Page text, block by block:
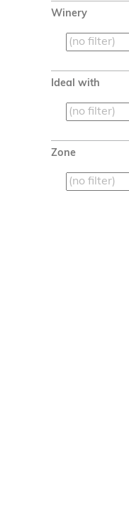
Winery
Ideal with
Zone